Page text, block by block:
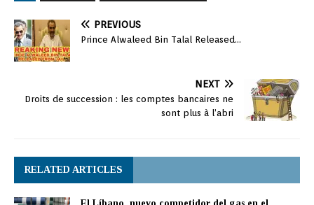
PREVIOUS
Prince Alwaleed Bin Talal Released…
NEXT
Droits de succession : les comptes bancaires ne
sont plus à l’abri
RELATED ARTICLES